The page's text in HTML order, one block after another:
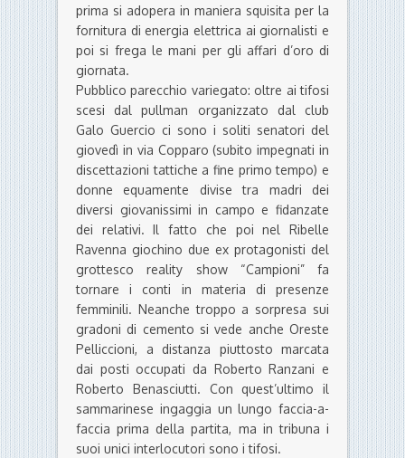
prima si adopera in maniera squisita per la
fornitura di energia elettrica ai giornalisti e
poi si frega le mani per gli affari d’oro di
giornata.
Pubblico parecchio variegato: oltre ai tifosi
scesi dal pullman organizzato dal club
Galo Guercio ci sono i soliti senatori del
giovedì in via Copparo (subito impegnati in
discettazioni tattiche a fine primo tempo) e
donne equamente divise tra madri dei
diversi giovanissimi in campo e fidanzate
dei relativi. Il fatto che poi nel Ribelle
Ravenna giochino due ex protagonisti del
grottesco reality show “Campioni” fa
tornare i conti in materia di presenze
femminili. Neanche troppo a sorpresa sui
gradoni di cemento si vede anche Oreste
Pelliccioni, a distanza piuttosto marcata
dai posti occupati da Roberto Ranzani e
Roberto Benasciutti. Con quest’ultimo il
sammarinese ingaggia un lungo faccia-a-
faccia prima della partita, ma in tribuna i
suoi unici interlocutori sono i tifosi.